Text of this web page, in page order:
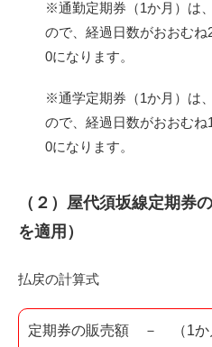
※通勤定期券（1か月）は
ので、経過日数がおおむ
0になります。
※通学定期券（1か月）は
ので、経過日数がおおむ
0になります。
（２）屋代須坂線定期券
を適用）
払戻の計算式
定期券の販売額 － （1